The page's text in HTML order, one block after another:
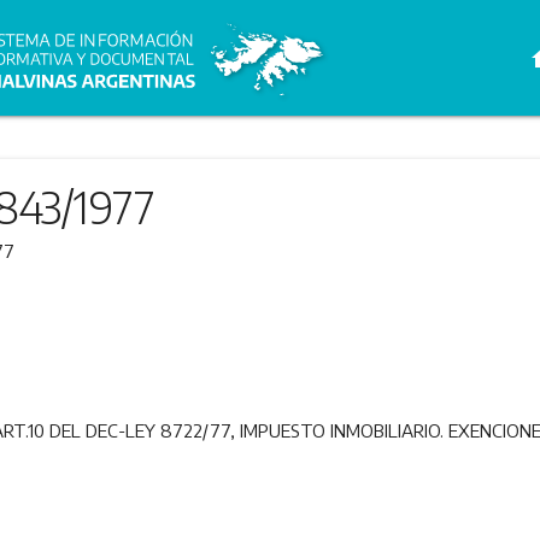
1977
DEL DEC-LEY 8722/77, IMPUESTO INMOBILIARIO.